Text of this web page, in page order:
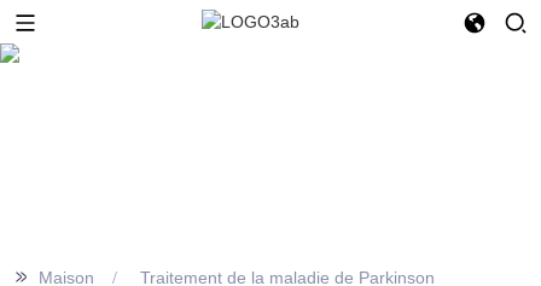
>> Maison Traitement de la maladie de Parkinson